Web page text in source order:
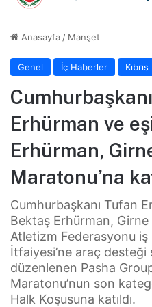
Anasayfa / Manşet
Genel İç Haberler Kıbrıs
Erhürman ve
Erhürman,
Maratonu’na
Cumhurbaşkanı Tufan
Bektaş Erhürman, Girne
Atletizm Federasyonu
İtfaiyesi’ne araç desteği
düzenlenen Pasha
Maratonu’nun son
Halk Koşusuna katıldı.